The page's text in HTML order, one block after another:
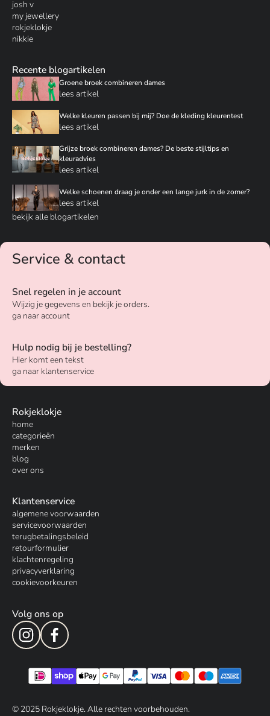
josh v
my jewellery
rokjeklokje
nikkie
Recente blogartikelen
Groene broek combineren dames
lees artikel
Welke kleuren passen bij mij? Doe de kleding kleurentest
lees artikel
Grijze broek combineren dames? De beste stijltips en
kleuradvies
lees artikel
Welke schoenen draag je onder een lange jurk in de zomer?
lees artikel
bekijk alle blogartikelen
Service & contact
Snel regelen in je account
Wijzig je gegevens en bekijk je orders.
ga naar account
Hulp nodig bij je bestelling?
Hier komt een tekst
ga naar klantenservice
Rokjeklokje
home
categorieën
merken
blog
over ons
Klantenservice
algemene voorwaarden
servicevoorwaarden
terugbetalingsbeleid
retourformulier
klachtenregeling
privacyverklaring
cookievoorkeuren
Volg ons op
© 2025Rokjeklokje. Alle rechten voorbehouden.